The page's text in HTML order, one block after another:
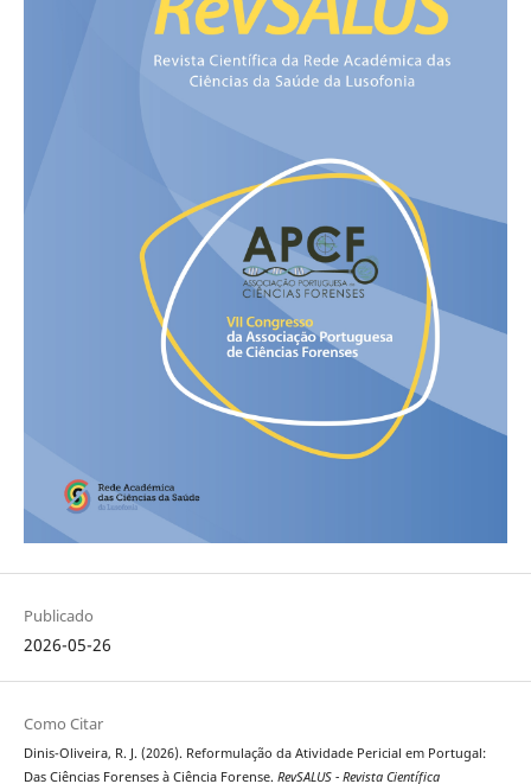
Publicado
2026-05-26
Como Citar
Dinis-Oliveira, R. J. (2026). Reformulação da Atividade Pericial em Portugal:
Das Ciências Forenses à Ciência Forense. RevSALUS - Revista Científica